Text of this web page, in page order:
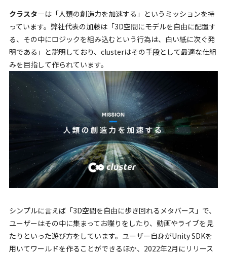
クラスタ―は「人類の創造力を加速する」というミッションを持
っています。弊社代表の加藤は「3D空間にモデルを自由に配置す
る、その中にロジックを組み込むという行為は、白い紙に次ぐ発
明である」と説明しており、clusterはその手段として最適な仕組
みを目指して作られています。
シンプルに言えば「3D空間を自由に歩き回れるメタバース」で、
ユーザーはその中に集まってお喋りをしたり、動画やライブを見
たりといった遊び方をしています。ユーザー自身がUnity SDKを
用いてワールドを作ることができるほか、2022年2月にリリース